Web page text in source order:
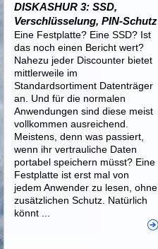
DISKASHUR 3: SSD,
Verschlüsselung, PIN-Schutz
Eine Festplatte? Eine SSD? Ist
das noch einen Bericht wert?
Nahezu jeder Discounter bietet
mittlerweile im
Standardsortiment Datenträger
an. Und für die normalen
Anwendungen sind diese meist
vollkommen ausreichend.
Meistens, denn was passiert,
wenn ihr vertrauliche Daten
portabel speichern müsst? Eine
Festplatte ist erst mal von
jedem Anwender zu lesen, ohne
zusätzlichen Schutz. Natürlich
könnt ...